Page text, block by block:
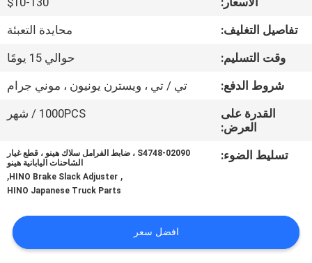
مراقبة
الجودة
اتصل
اطلب
اقتباس
تفاصيل التغليف:
محايدة التعبئة
وقت التسليم:
حوالي 15 يومًا
شروط الدفع:
تي / تي ، ويسترن يونيون ، موني جرام
القدرة على
العرض:
1000PCS / شهر
تسليط الضوء:
S4748-02090 ، ضابط الفرامل سلاك هينو ، قطع غيار
الشاحنات اليابانية هينو
,
HINO Brake Slack Adjuster
,
HINO Japanese Truck Parts
افضل سعر